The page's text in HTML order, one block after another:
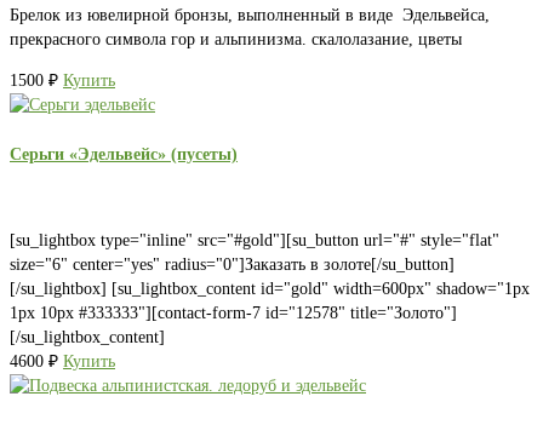
Брелок из ювелирной бронзы, выполненный в виде Эдельвейса,
прекрасного символа гор и альпинизма. скалолазание, цветы
1500 ₽ Купить
Серьги «Эдельвейс» (пусеты)
[su_lightbox type="inline" src="#gold"][su_button url="#" style="flat"
size="6" center="yes" radius="0"]Заказать в золоте[/su_button]
[/su_lightbox] [su_lightbox_content id="gold" width=600px" shadow="1px
1px 10px #333333"][contact-form-7 id="12578" title="Золото"]
[/su_lightbox_content]
4600 ₽ Купить